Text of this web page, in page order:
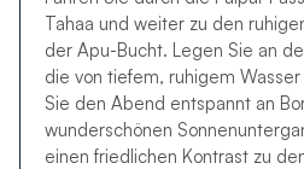
Tahaa und weiter zu den
der Apu-Bucht. Legen Sie an
die von tiefem, ruhigem
Sie den Abend entspannt an
wunderschönen
einen friedlichen Kontrast zu